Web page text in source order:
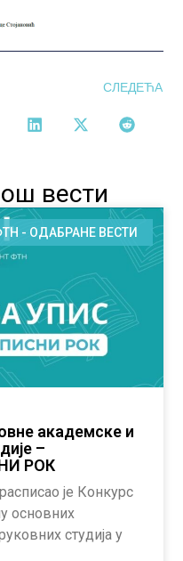
СЛЕДЕЋА
вести
- ОДАБРАНЕ ВЕСТИ
академске и
–
РОК
је Конкурс
основних
студија у